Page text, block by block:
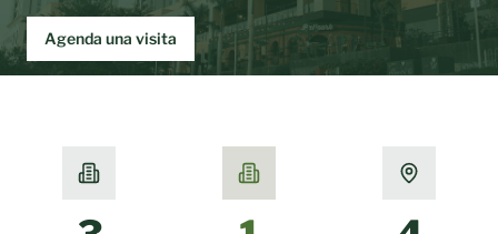
INVERSIONISTAS
Agenda una visita